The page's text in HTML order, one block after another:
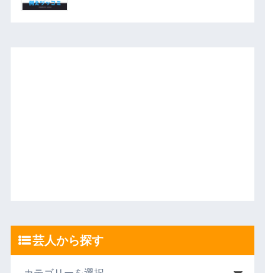
芸人から探す